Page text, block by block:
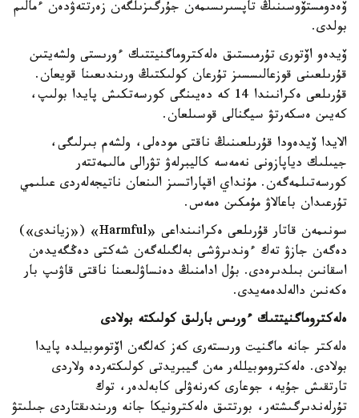
ۆەدومستۆوسىنىڭ تاپسىرىسىمەن جۇرگىزىلگەن زەرتتەۋدەن ءمالىم
بولدى.
ۆيدەو اۆتورى تۇرمىستىق ەلەكتروماگنيتتىك ءورىستى ولشەيتىن
قۇرىلعىنى قوزعالىسسىز تۇرعان كولىكتىڭ ورىندىعىنا قويعان.
قۇرىلعى ەكرانىندا 14 كە دەيىنگى كورسەتكىش پايدا بولىپ،
كەيىن ەسكەرتۋ سيگنالى قوسىلعان.
الايدا ۆيدەودا قۇرىلعىنىڭ ناقتى مودەلى، ولشەم بىرلىگى،
جيىلىك دياپازونى نەمەسە كاليبرلەۋ تۋرالى مالىمەتتەر
كورسەتىلمەگەن. مۇنداي اقپاراتسىز الىنعان ناتيجەلەردى عىلىمي
تۇرعىدان باعالاۋ مۇمكىن ەمەس.
سونىمەن قاتار قۇرىلعى ەكرانىنداعى «Harmful» («زياندى»)
دەگەن جازۋ تەك ءوندىرۋشى بەلگىلەگەن شەكتى دەڭگەيدەن
اسقانىن بىلدىرەدى. بۇل ادامنىڭ دەنساۋلىعىنا ناقتى قاۋىپ بار
ەكەنىن دالەلدەمەيدى.
ەلەكتروماگنيتتىك ءورىس بارلىق كولىكتە بولادى
ەلەكتر جانە ماگنيت ورىستەرى كەز كەلگەن اۆتوموبيلدە پايدا
بولادى. ەلەكتروموبيللەر مەن گيبريدتى كولىكتەردە ولاردى
تارتقىش جۇيە، جوعارى كەرنەۋلى كابەلدەر، توك
تۇرلەندىرگىشتەر، بورتتىق ەلەكترونيكا جانە ورىندىقتاردى جىلىتۋ